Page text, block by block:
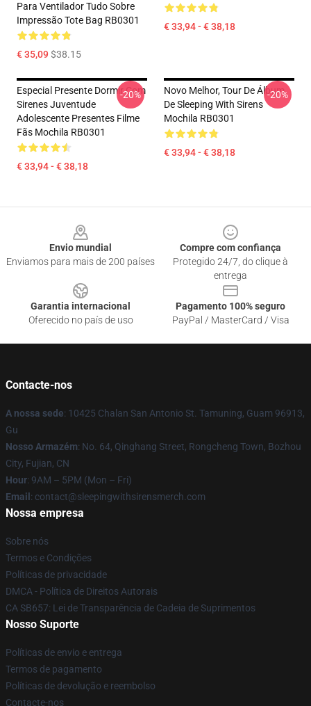
Para Ventilador Tudo Sobre
Impressão Tote Bag RB0301
€ 35,09$38.15
€ 33,94 - € 38,18
Especial Presente Dormir Com
Sirenes Juventude
Adolescente Presentes Filme
Fãs Mochila RB0301
€ 33,94 - € 38,18
-20%
Novo Melhor, Tour De Álbum
De Sleeping With Sirens
Mochila RB0301
€ 33,94 - € 38,18
-20%
Envio mundial
Enviamos para mais de 200 países
Compre com confiança
Protegido 24/7, do clique à
entrega
Garantia internacional
Oferecido no país de uso
Pagamento 100% seguro
PayPal / MasterCard / Visa
Contacte-nos
A nossa sede: 10425 Chalan San Antonio St. Tamuning, Guam 96913,
Gu
Nosso Armazém: No. 64, Qinghang Street, Rongcheng Town, Bozhou
City, Fujian, CN
Hour: 9AM – 5PM (Mon – Fri)
Email : contact@sleepingwithsirensmerch.com
Nossa empresa
Sobre nós
Termos e Condições
Políticas de privacidade
DMCA - Política de Direitos Autorais
CA SB657: Lei de Transparência de Cadeia de Suprimentos
Nosso Suporte
Políticas de envio e entrega
Termos de pagamento
Políticas de devolução e reembolso
Contacte-nos